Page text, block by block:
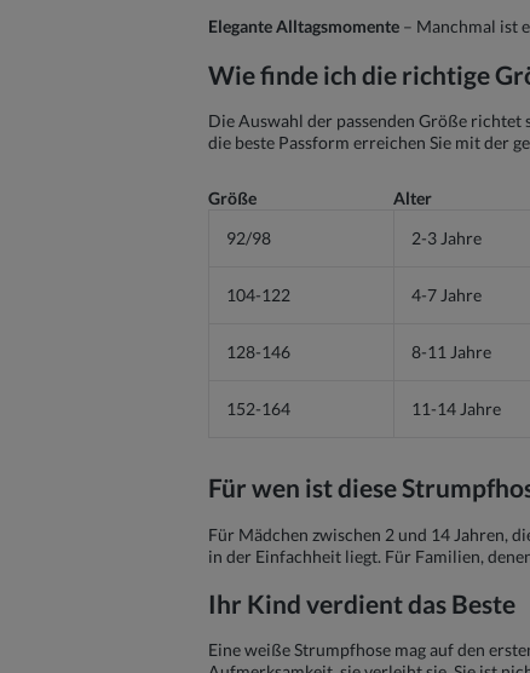
Elegante Alltagsmomente – Manchmal ist
Wie finde ich die richtige
Die Auswahl der passenden Größe
die beste Passform erreichen Sie mit der
Größe Alter
92/98
2-3 Jahre
104-122 4-7 Jahre
128-146 8-11 Jahre
152-164 11-14 Jahre
Für wen ist diese
Für Mädchen zwischen 2 und 14 Jahren,
in der Einfachheit liegt. Für Familien,
Ihr Kind verdient das Beste
Eine weiße Strumpfhose mag auf den